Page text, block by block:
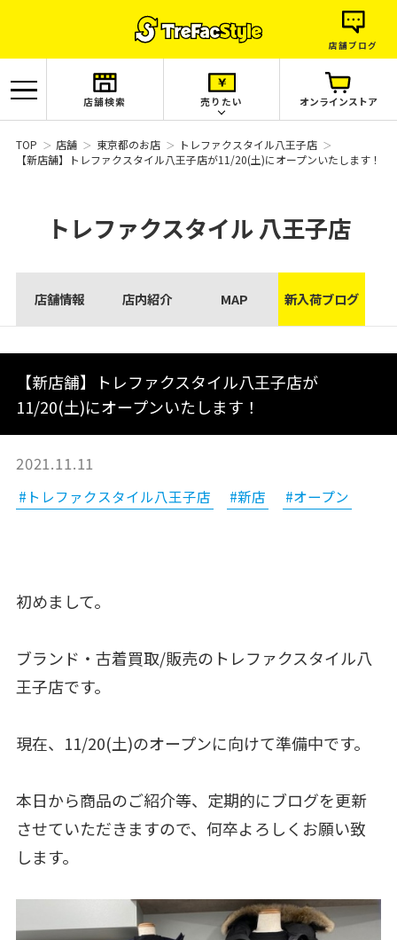
店舗ブログ
店舗検索 売りたい オンラインストア
TOP 店舗 東京都のお店
トレファクスタイル八王子店
【新店舗】トレファクスタイル八王子店が11/20(土)にオープンいたします！
トレファクスタイル八王子店
店舗情報 店内紹介 MAP 新入荷ブログ
【新店舗】トレファクスタイル八王子店が
11/20(土)にオープンいたします！
2021.11.11
#トレファクスタイル八王子店 #新店 #オープン
初めまして。
ブランド・古着買取/販売のトレファクスタイル八
王子店です。
現在、11/20(土)のオープンに向けて準備中です。
本日から商品のご紹介等、定期的にブログを更新
させていただきますので、何卒よろしくお願い致
します。